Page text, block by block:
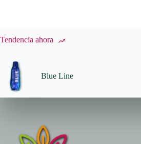
Tendencia ahora
Blue Line